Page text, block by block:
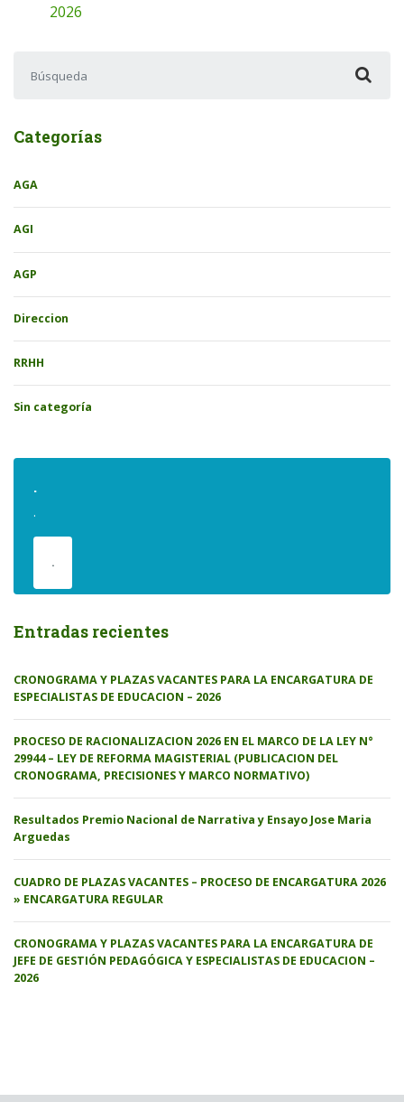
2026
Categorías
AGA
AGI
AGP
Direccion
RRHH
Sin categoría
.
.
.
Entradas recientes
CRONOGRAMA Y PLAZAS VACANTES PARA LA ENCARGATURA DE
ESPECIALISTAS DE EDUCACION – 2026
PROCESO DE RACIONALIZACION 2026 EN EL MARCO DE LA LEY N°
29944 – LEY DE REFORMA MAGISTERIAL (PUBLICACION DEL
CRONOGRAMA, PRECISIONES Y MARCO NORMATIVO)
Resultados Premio Nacional de Narrativa y Ensayo Jose Maria
Arguedas
CUADRO DE PLAZAS VACANTES – PROCESO DE ENCARGATURA 2026
» ENCARGATURA REGULAR
CRONOGRAMA Y PLAZAS VACANTES PARA LA ENCARGATURA DE
JEFE DE GESTIÓN PEDAGÓGICA Y ESPECIALISTAS DE EDUCACION –
2026